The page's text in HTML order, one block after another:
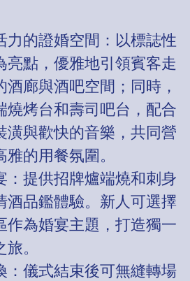
力的證婚空間：以標誌性
亮點，優雅地引領賓客走
酒廊與酒吧空間；同時，
燒烤台和壽司吧台，配合
潢與歡快的音樂，共同營
的用餐氛圍。
：提供招牌爐端燒和刺身
酒品鑑體驗。新人可選擇
作為婚宴主題，打造獨一
。
：儀式結束後可無縫轉場